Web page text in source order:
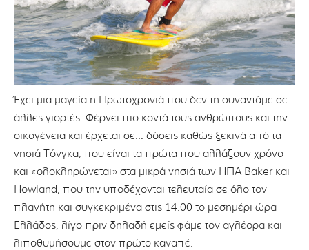
Έχει μια μαγεία η Πρωτοχρονιά που δεν τη συναντάμε σε
άλλες γιορτές. Φέρνει πιο κοντά τους ανθρώπους και την
οικογένεια και έρχεται σε… δόσεις καθώς ξεκινά από τα
νησιά Τόνγκα, που είναι τα πρώτα που αλλάζουν χρόνο
και «ολοκληρώνεται» στα μικρά νησιά των ΗΠΑ Baker και
Howland, που την υποδέχονται τελευταία σε όλο τον
πλανήτη και συγκεκριμένα στις 14.00 το μεσημέρι ώρα
Ελλάδος, λίγο πριν δηλαδή εμείς φάμε τον αγλέορα και
λιποθυμήσουμε στον πρώτο καναπέ.